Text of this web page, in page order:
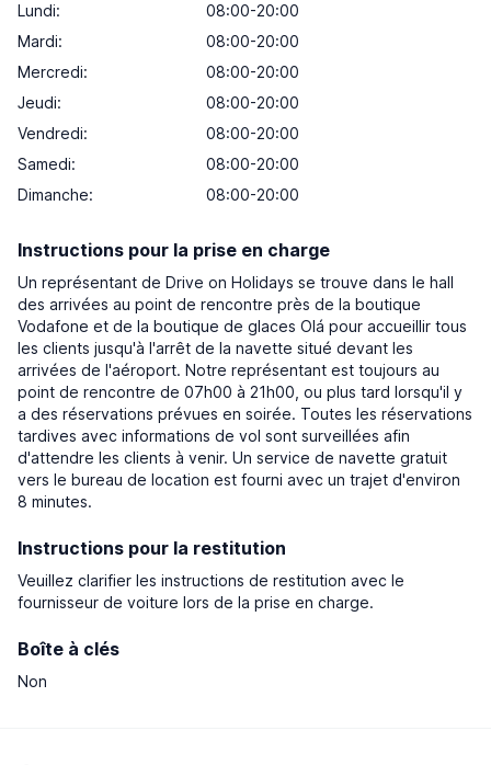
Lundi:
08:00-20:00
Mardi:
08:00-20:00
Mercredi:
08:00-20:00
Jeudi:
08:00-20:00
Vendredi:
08:00-20:00
Samedi:
08:00-20:00
Dimanche: 08:00-20:00
Instructions pour la prise en charge
Un représentant de Drive on Holidays se trouve dans le hall
des arrivées au point de rencontre près de la boutique
Vodafone et de la boutique de glaces Olá pour accueillir tous
les clients jusqu'à l'arrêt de la navette situé devant les
arrivées de l'aéroport. Notre représentant est toujours au
point de rencontre de 07h00 à 21h00, ou plus tard lorsqu'il y
a des réservations prévues en soirée. Toutes les réservations
tardives avec informations de vol sont surveillées afin
d'attendre les clients à venir. Un service de navette gratuit
vers le bureau de location est fourni avec un trajet d'environ
8 minutes.
Instructions pour la restitution
Veuillez clarifier les instructions de restitution avec le
fournisseur de voiture lors de la prise en charge.
Boîte à clés
Non